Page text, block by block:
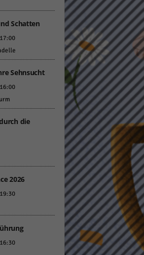
Schatten
17:00
Sehnsucht
16:00
die
2026
19:30
16:30